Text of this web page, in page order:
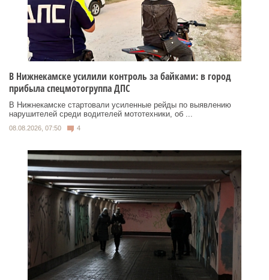
В Нижнекамске усилили контроль за байками: в город
прибыла спецмотогруппа ДПС
В Нижнекамске стартовали усиленные рейды по выявлению
нарушителей среди водителей мототехники, об ...
08.08.2026, 07:50 4